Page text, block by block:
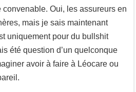
Oui, les assureurs en
mais je sais maintenant
uniquement pour du bullshit
été question d’un quelconque
avoir à faire à Léocare ou